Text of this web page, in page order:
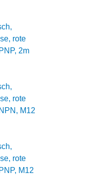
rote
2m
rote
M12
rote
M12